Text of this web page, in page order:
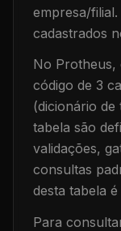
empresa/filial.
cadastrados
No Protheus,
código de 3
(dicionário de
tabela são
validações,
consultas
desta tabela é
Para